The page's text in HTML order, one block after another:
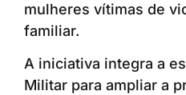
mulheres vítimas de
familiar.
A iniciativa integra a
Militar para ampliar a